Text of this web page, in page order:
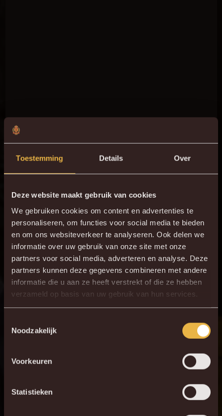
Toestemming Details Over
Deze website maakt gebruik van cookies
We gebruiken cookies om content en advertenties te
personaliseren, om functies voor social media te bieden
en om ons websiteverkeer te analyseren. Ook delen we
informatie over uw gebruik van onze site met onze
partners voor social media, adverteren en analyse. Deze
partners kunnen deze gegevens combineren met andere
informatie die u aan ze heeft verstrekt of die ze hebben
verzameld op basis van uw gebruik van hun services.
Noodzakelijk
Voorkeuren
Statistieken